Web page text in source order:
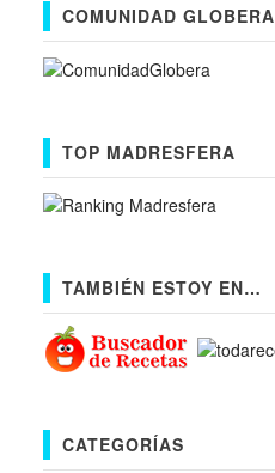
COMUNIDAD GLOBERA
TOP MADRESFERA
TAMBIÉN ESTOY EN…
CATEGORÍAS